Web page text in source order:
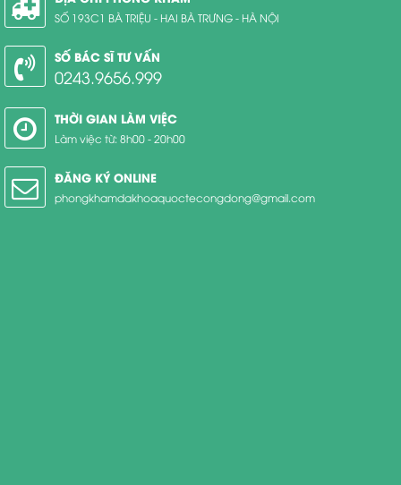
SỐ 193C1 BÀ TRIỆU - HAI BÀ TRƯNG - HÀ NỘI
SỐ BÁC SĨ TƯ VẤN
0243.9656.999
THỜI GIAN LÀM VIỆC
Làm việc từ: 8h00 - 20h00
ĐĂNG KÝ ONLINE
phongkhamdakhoaquoctecongdong@gmail.com